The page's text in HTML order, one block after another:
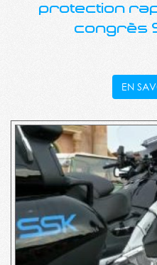
protection
congrès
EN